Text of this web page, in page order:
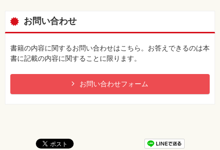
お問い合わせ
書籍の内容に関するお問い合わせはこちら。お答えできるのは本
書に記載の内容に関することに限ります。
お問い合わせフォーム